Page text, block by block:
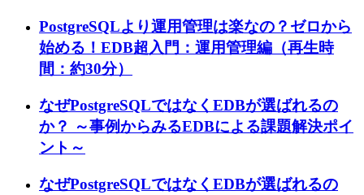
PostgreSQLより運用管理は楽なの？ゼロから
始める！EDB超入門：運用管理編（再生時
間：約30分）
なぜPostgreSQLではなくEDBが選ばれるの
か？ ～事例からみるEDBによる課題解決ポイ
ント～
なぜPostgreSQLではなくEDBが選ばれるの